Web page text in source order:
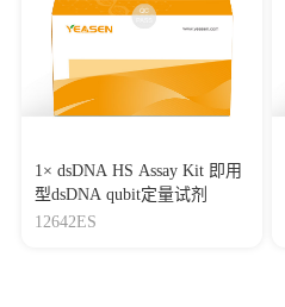
1× dsDNA HS Assay Kit 即用
型dsDNA qubit定量试剂
12642ES